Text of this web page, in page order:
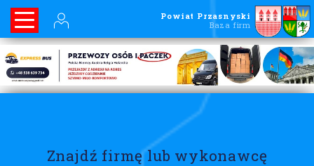
Powiat Przasnyski
Baza firm
Znajdź firmę lub wykonawcę